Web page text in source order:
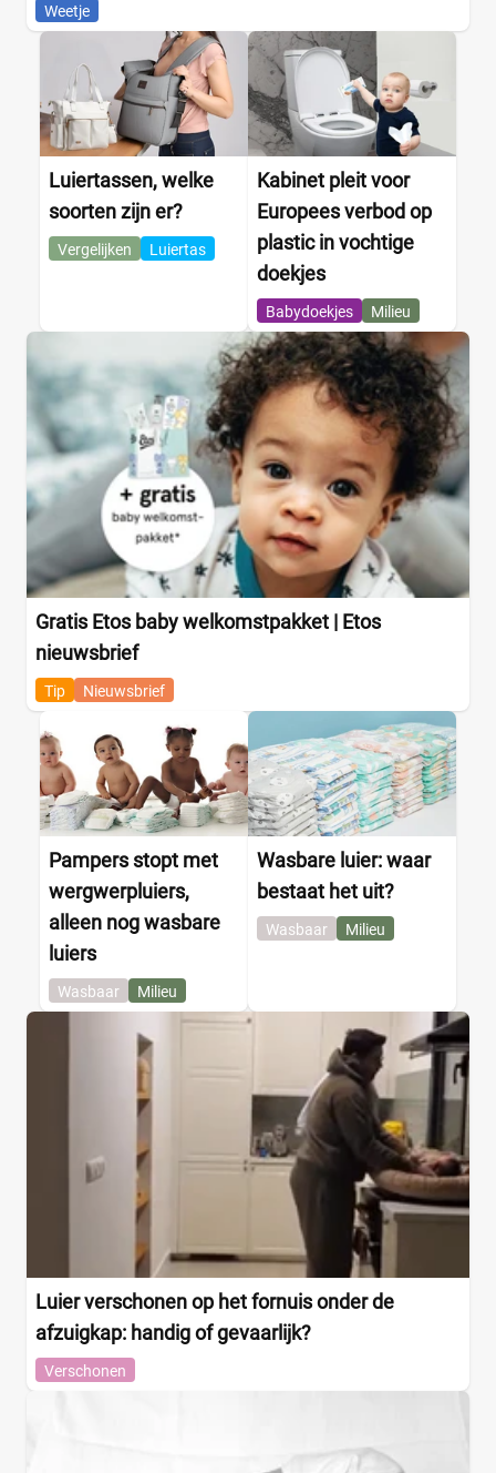
Weetje
Luiertassen, welke
soorten zijn er?
Vergelijken Luiertas
Kabinet pleit voor
Europees verbod op
plastic in vochtige
doekjes
Babydoekjes Milieu
Gratis Etos baby welkomstpakket | Etos
nieuwsbrief
Tip Nieuwsbrief
Pampers stopt met
wergwerpluiers,
alleen nog wasbare
luiers
Wasbaar Milieu
Wasbare luier: waar
bestaat het uit?
Wasbaar Milieu
Luier verschonen op het fornuis onder de
afzuigkap: handig of gevaarlijk?
Verschonen